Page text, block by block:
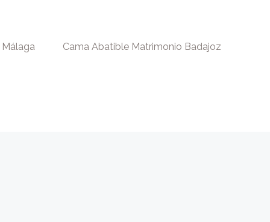
Cama Abatible Matrimonio Badajoz